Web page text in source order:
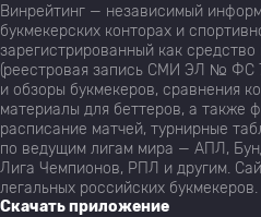
Винрейтинг — независимый
букмекерских конторах и
зарегистрированный как
(реестровая запись СМИ ЭЛ № ФС
и обзоры букмекеров, сравнения
материалы для беттеров, а также
расписание матчей, турнирные
по ведущим лигам мира — АПЛ,
Лига Чемпионов, РПЛ и другим.
легальных российских букмекеров.
Скачать приложение